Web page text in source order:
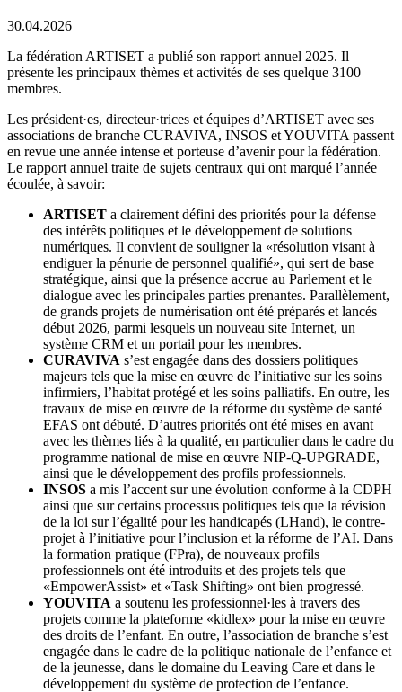
30.04.2026
La fédération ARTISET a publié son rapport annuel 2025. Il
présente les principaux thèmes et activités de ses quelque 3100
membres.
Les président·es, directeur·trices et équipes d’ARTISET avec ses
associations de branche CURAVIVA, INSOS et YOUVITA passent
en revue une année intense et porteuse d’avenir pour la fédération.
Le rapport annuel traite de sujets centraux qui ont marqué l’année
écoulée, à savoir:
ARTISET a clairement défini des priorités pour la défense
des intérêts politiques et le développement de solutions
numériques. Il convient de souligner la «résolution visant à
endiguer la pénurie de personnel qualifié», qui sert de base
stratégique, ainsi que la présence accrue au Parlement et le
dialogue avec les principales parties prenantes. Parallèlement,
de grands projets de numérisation ont été préparés et lancés
début 2026, parmi lesquels un nouveau site Internet, un
système CRM et un portail pour les membres.
CURAVIVA s’est engagée dans des dossiers politiques
majeurs tels que la mise en œuvre de l’initiative sur les soins
infirmiers, l’habitat protégé et les soins palliatifs. En outre, les
travaux de mise en œuvre de la réforme du système de santé
EFAS ont débuté. D’autres priorités ont été mises en avant
avec les thèmes liés à la qualité, en particulier dans le cadre du
programme national de mise en œuvre NIP-Q-UPGRADE,
ainsi que le développement des profils professionnels.
INSOS a mis l’accent sur une évolution conforme à la CDPH
ainsi que sur certains processus politiques tels que la révision
de la loi sur l’égalité pour les handicapés (LHand), le contre-
projet à l’initiative pour l’inclusion et la réforme de l’AI. Dans
la formation pratique (FPra), de nouveaux profils
professionnels ont été introduits et des projets tels que
«EmpowerAssist» et «Task Shifting» ont bien progressé.
YOUVITA a soutenu les professionnel·les à travers des
projets comme la plateforme «kidlex» pour la mise en œuvre
des droits de l’enfant. En outre, l’association de branche s’est
engagée dans le cadre de la politique nationale de l’enfance et
de la jeunesse, dans le domaine du Leaving Care et dans le
développement du système de protection de l’enfance.